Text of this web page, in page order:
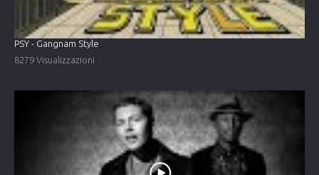
PSY - Gangnam Style
8279 Visualizzazioni